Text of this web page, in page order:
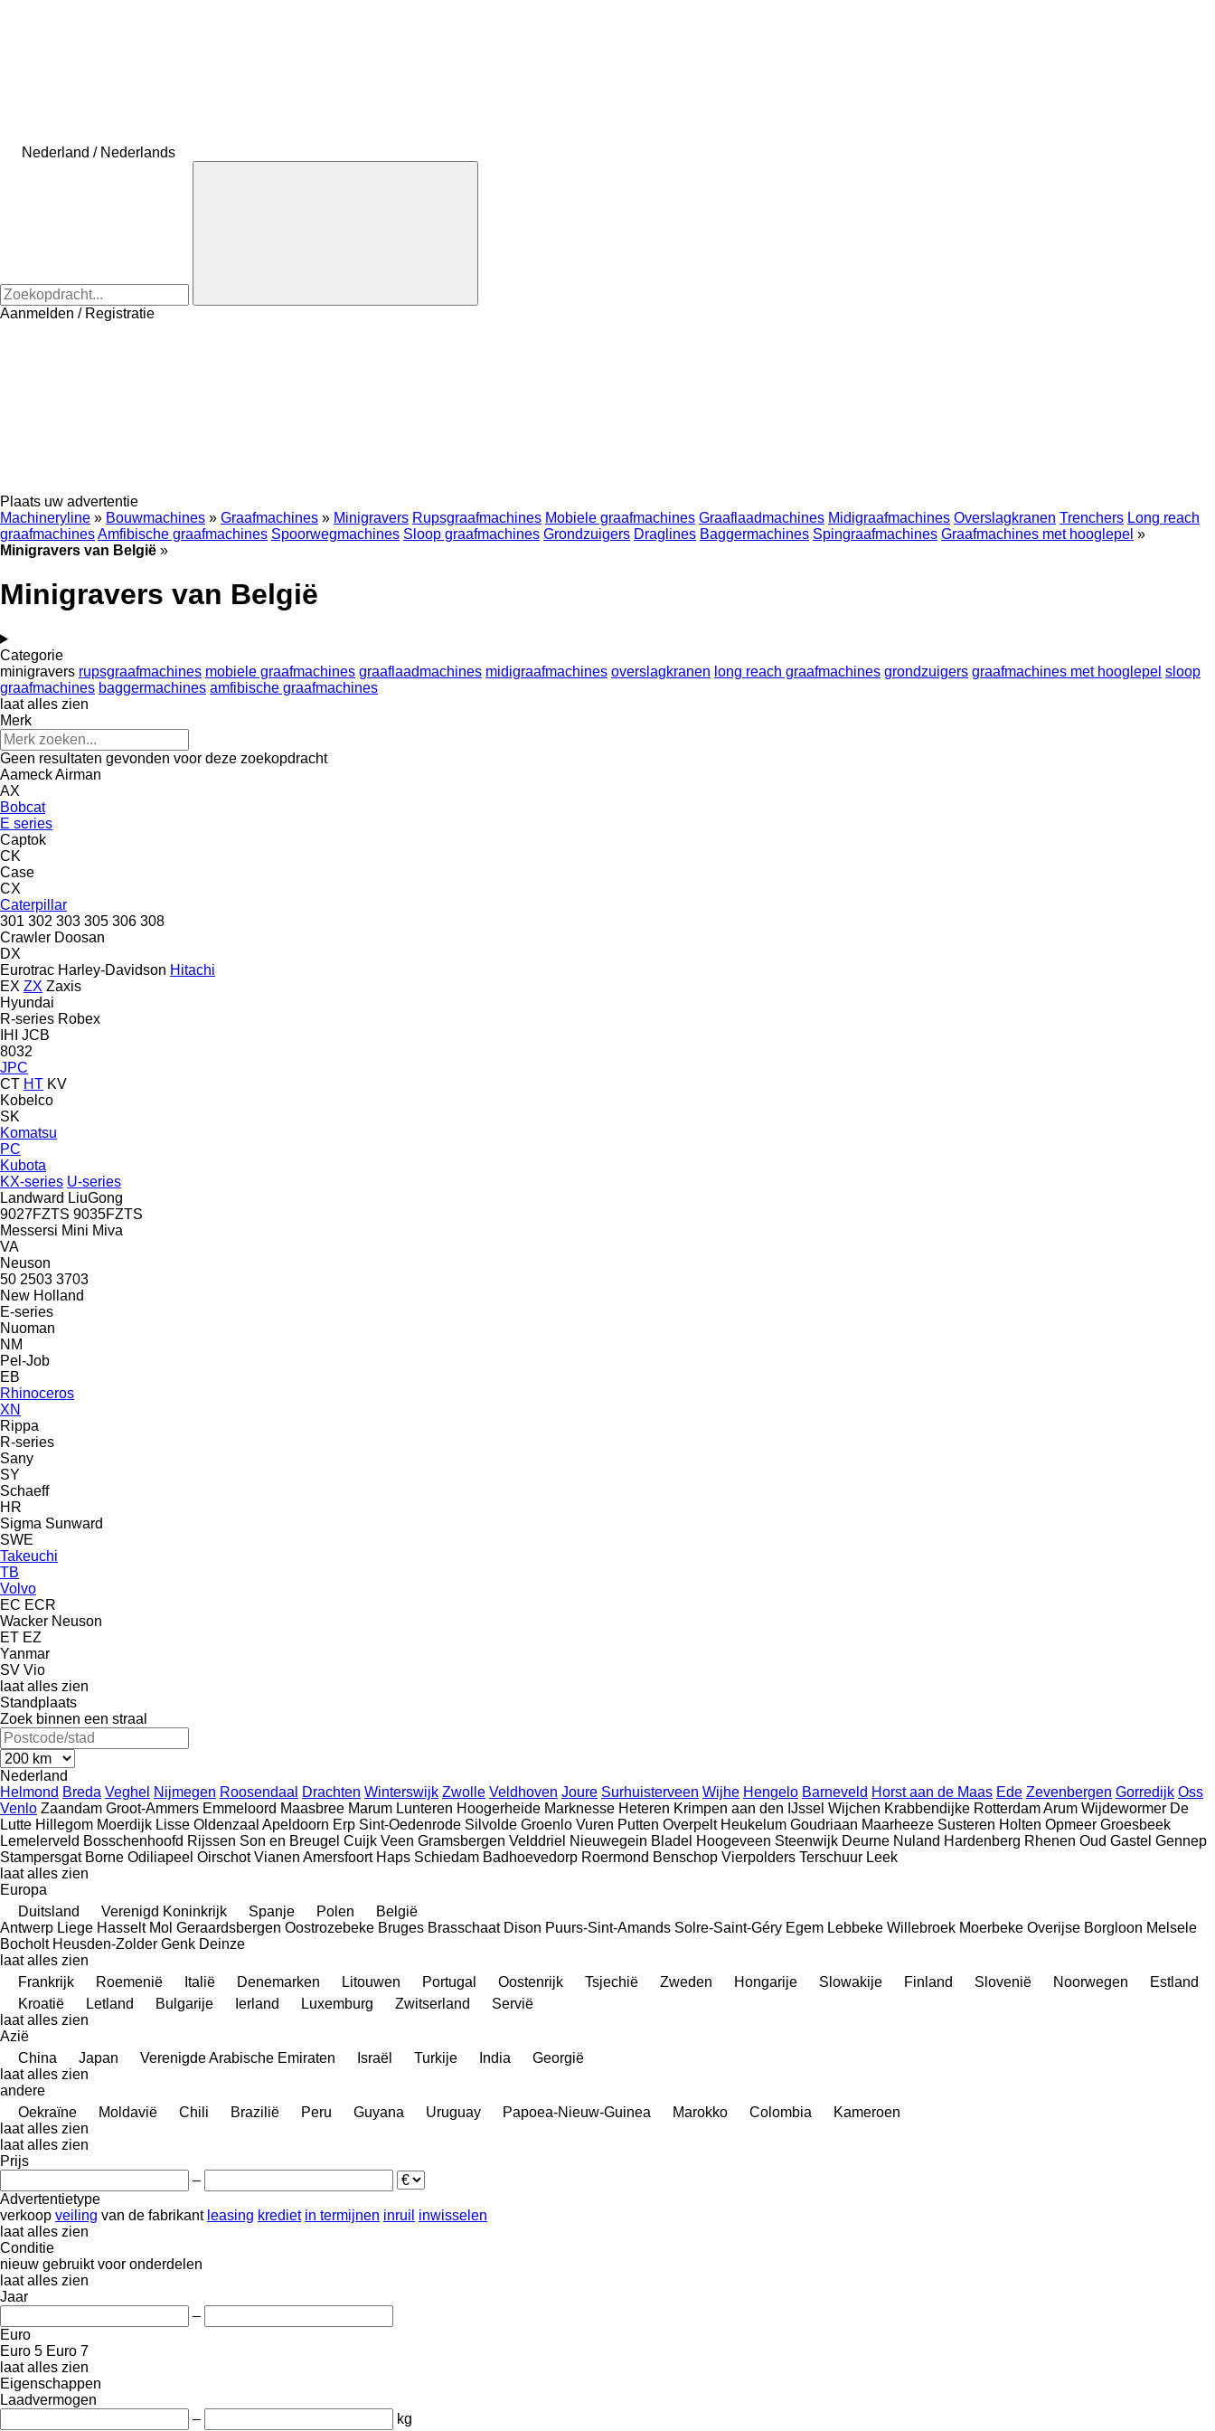
Nederland / Nederlands
Aanmelden / Registratie
Plaats uw advertentie
Machineryline » Bouwmachines » Graafmachines » Minigravers Rupsgraafmachines Mobiele graafmachines Graaflaadmachines Midigraafmachines Overslagkranen Trenchers Long reach
graafmachinesAmfibische graafmachines Spoorwegmachines Sloop graafmachines Grondzuigers Draglines Baggermachines Spingraafmachines Graafmachines met hooglepel »
Minigravers van België »
Minigravers van België
Categorie
minigravers rupsgraafmachines mobiele graafmachines graaflaadmachines midigraafmachines overslagkranen long reach graafmachines grondzuigers graafmachines met hooglepel sloop
graafmachines baggermachines amfibische graafmachines
laat alles zien
Merk
Geen resultaten gevonden voor deze zoekopdracht
AameckAirman
AX
Bobcat
E series
Captok
CK
Case
CX
Caterpillar
301 302 303 305 306 308
Crawler Doosan
DX
Eurotrac Harley-Davidson Hitachi
EX ZX Zaxis
Hyundai
R-series Robex
IHI
JCB
8032
JPC
CT HT KV
Kobelco
SK
Komatsu
PC
Kubota
KX-series U-series
Landward LiuGong
9027FZTS 9035FZTS
Messersi Mini Miva
VA
Neuson
50 2503 3703
New Holland
E-series
Nuoman
NM
Pel-Job
EB
Rhinoceros
XN
Rippa
R-series
Sany
SY
Schaeff
HR
Sigma Sunward
SWE
Takeuchi
TB
Volvo
EC ECR
Wacker Neuson
ET EZ
Yanmar
SV Vio
laat alles zien
Standplaats
Zoek binnen een straal
Nederland
Helmond Breda Veghel Nijmegen Roosendaal Drachten Winterswijk Zwolle Veldhoven Joure Surhuisterveen Wijhe Hengelo Barneveld Horst aan de Maas Ede Zevenbergen Gorredijk Oss
Venlo Zaandam Groot-Ammers Emmeloord Maasbree Marum Lunteren Hoogerheide Marknesse Heteren Krimpen aan den IJssel Wijchen Krabbendijke RotterdamArum Wijdewormer De
Lutte Hillegom Moerdijk Lisse Oldenzaal Apeldoorn Erp Sint-Oedenrode Silvolde Groenlo Vuren Putten Overpelt Heukelum Goudriaan Maarheeze Susteren Holten Opmeer Groesbeek
Lemelerveld Bosschenhoofd Rijssen Son en Breugel Cuijk Veen Gramsbergen Velddriel Nieuwegein Bladel Hoogeveen Steenwijk Deurne Nuland Hardenberg Rhenen Oud Gastel Gennep
Stampersgat Borne Odiliapeel Oirschot Vianen Amersfoort Haps Schiedam Badhoevedorp Roermond Benschop Vierpolders Terschuur Leek
laat alles zien
Europa
Duitsland
Verenigd Koninkrijk Spanje Polen
België
Antwerp Liege Hasselt Mol Geraardsbergen Oostrozebeke Bruges Brasschaat Dison Puurs-Sint-Amands Solre-Saint-Géry Egem Lebbeke Willebroek Moerbeke Overijse Borgloon Melsele
Bocholt Heusden-Zolder Genk Deinze
laat alles zien
Frankrijk
Roemenië Italië Denemarken Litouwen Portugal Oostenrijk Tsjechië Zweden Hongarije Slowakije Finland Slovenië Noorwegen
Estland
Kroatië
Letland Bulgarije Ierland Luxemburg Zwitserland
Servië
laat alles zien
Azië
China
Japan Verenigde Arabische Emiraten Israël Turkije India
Georgië
laat alles zien
andere
Oekraïne
Moldavië Chili Brazilië Peru Guyana Uruguay Papoea-Nieuw-Guinea Marokko Colombia
Kameroen
laat alles zien
laat alles zien
Prijs
–
Advertentietype
verkoop veiling van de fabrikant leasing krediet in termijnen inruil inwisselen
laat alles zien
Conditie
nieuw gebruikt voor onderdelen
laat alles zien
Jaar
–
Euro
Euro 5 Euro 7
laat alles zien
Eigenschappen
Laadvermogen
–
kg